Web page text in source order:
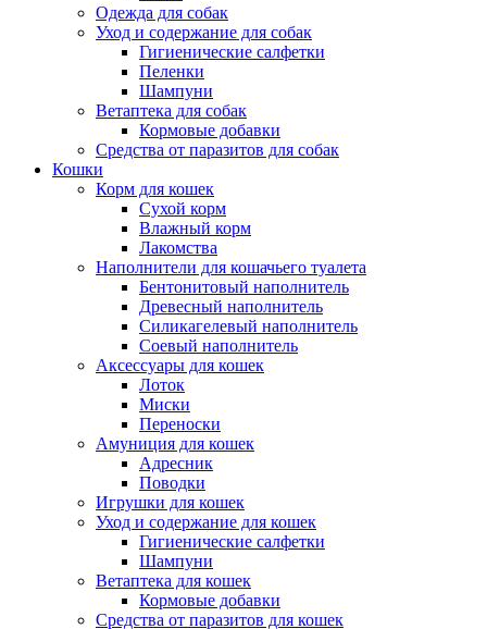
Одежда для собак
Уход и содержание для собак
Гигиенические салфетки
Пеленки
Шампуни
Ветаптека для собак
Кормовые добавки
Средства от паразитов для собак
Кошки
Корм для кошек
Сухой корм
Влажный корм
Лакомства
Наполнители для кошачьего туалета
Бентонитовый наполнитель
Древесный наполнитель
Силикагелевый наполнитель
Соевый наполнитель
Аксессуары для кошек
Лоток
Миски
Переноски
Амуниция для кошек
Адресник
Поводки
Игрушки для кошек
Уход и содержание для кошек
Гигиенические салфетки
Шампуни
Ветаптека для кошек
Кормовые добавки
Средства от паразитов для кошек